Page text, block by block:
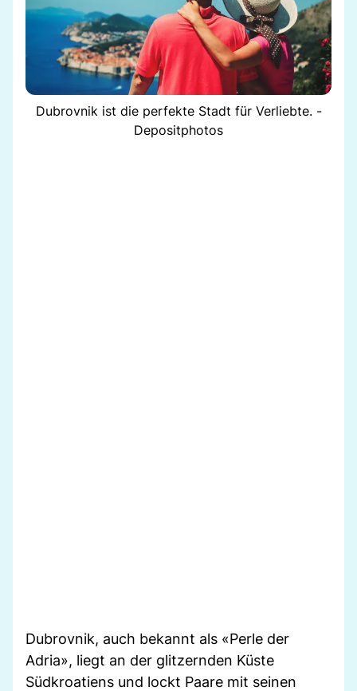
Dubrovnik ist die perfekte Stadt für Verliebte. -
Depositphotos
Dubrovnik, auch bekannt als «Perle der
Adria», liegt an der glitzernden Küste
Südkroatiens und lockt Paare mit seinen